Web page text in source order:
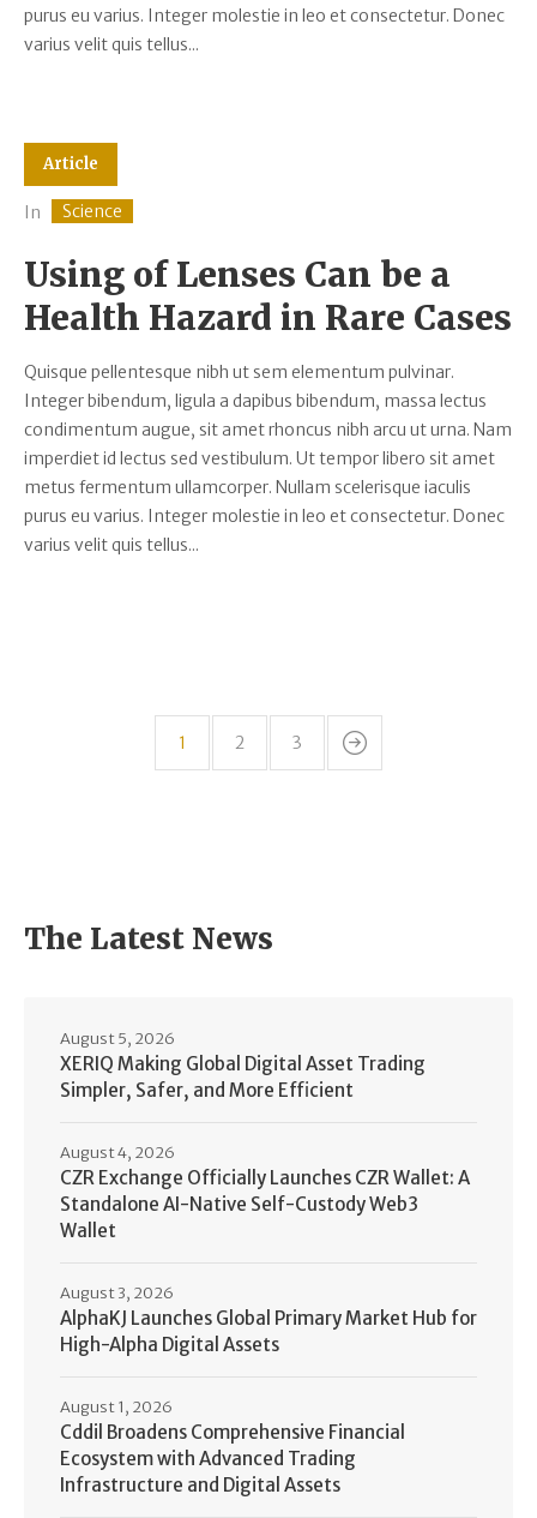
purus eu varius. Integer molestie in leo et consectetur. Donec
varius velit quis tellus...
Article
In Science
Using of Lenses Can be a
Health Hazard in Rare Cases
Quisque pellentesque nibh ut sem elementum pulvinar.
Integer bibendum, ligula a dapibus bibendum, massa lectus
condimentum augue, sit amet rhoncus nibh arcu ut urna. Nam
imperdiet id lectus sed vestibulum. Ut tempor libero sit amet
metus fermentum ullamcorper. Nullam scelerisque iaculis
purus eu varius. Integer molestie in leo et consectetur. Donec
varius velit quis tellus...
1 2 3
The Latest News
XERIQ Making Global Digital Asset Trading
Simpler, Safer, and More Efficient
August 5, 2026
CZR Exchange Officially Launches CZR Wallet: A
Standalone AI-Native Self-Custody Web3
Wallet
August 4, 2026
AlphaKJ Launches Global Primary Market Hub for
High-Alpha Digital Assets
August 3, 2026
Cddil Broadens Comprehensive Financial
Ecosystem with Advanced Trading
Infrastructure and Digital Assets
August 1, 2026